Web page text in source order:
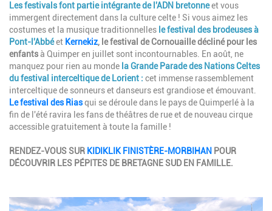
Les festivals font partie intégrante de l'ADN bretonneet vous
immergent directement dans la culture celte ! Si vous aimez les
costumes et la musique traditionnelles le festival des brodeuses à
Pont-l'Abbéet Kernekiz, le festival de Cornouailledécliné pour les
enfantsà Quimper en juillet sont incontournables. En août, ne
manquez pour rien au monde la Grande Parade des Nations Celtes
du festival interceltique de Lorient : cet immense rassemblement
interceltique de sonneurs et danseurs est grandiose et émouvant.
Le festival des Riasqui se déroule dans le pays de Quimperlé à la
fin de l'été ravira les fans de théâtres de rue et de nouveau cirque
accessible gratuitement à toute la famille !
RENDEZ-VOUS SUR KIDIKLIK FINISTÈRE-MORBIHAN POUR
DÉCOUVRIR LES PÉPITES DE BRETAGNE SUD EN FAMILLE.
Image